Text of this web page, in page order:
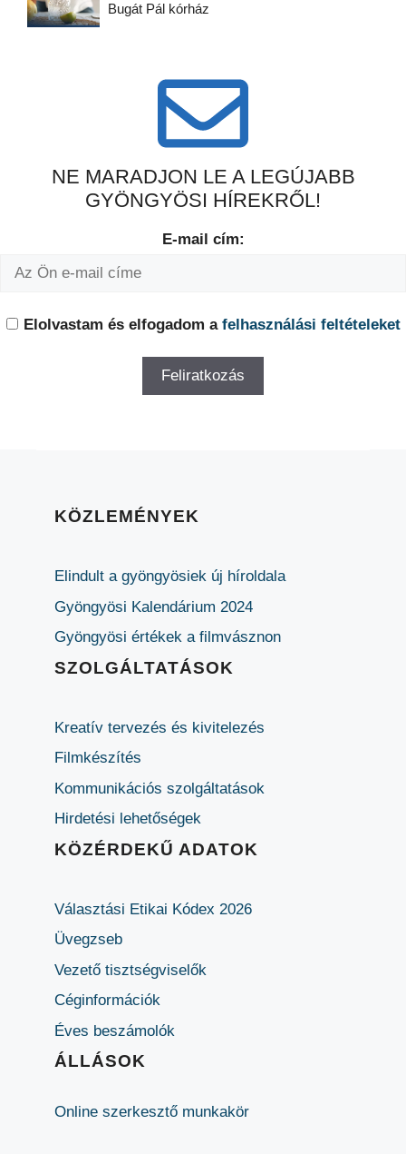
Bugát Pál kórház
NE MARADJON LE A LEGÚJABB
GYÖNGYÖSI HÍREKRŐL!
E-mail cím:
Elolvastam és elfogadom a felhasználási feltételeket
KÖZLEMÉNYEK
Elindult a gyöngyösiek új híroldala
Gyöngyösi Kalendárium 2024
Gyöngyösi értékek a filmvásznon
SZOLGÁLTATÁSOK
Kreatív tervezés és kivitelezés
Filmkészítés
Kommunikációs szolgáltatások
Hirdetési lehetőségek
KÖZÉRDEKŰ ADATOK
Választási Etikai Kódex 2026
Üvegzseb
Vezető tisztségviselők
Céginformációk
Éves beszámolók
ÁLLÁSOK
Online szerkesztő munkakör